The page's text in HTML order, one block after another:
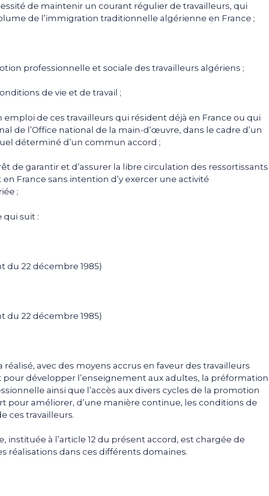
de maintenir un courant régulier de travailleurs, qui
de l’immigration traditionnelle algérienne en France ;
professionnelle et sociale des travailleurs algériens ;
de vie et de travail ;
emploi de ces travailleurs qui résident déjà en France ou qui
de l’Office national de la main-d’œuvre, dans le cadre d’un
déterminé d’un commun accord ;
de garantir et d’assurer la libre circulation des ressortissants
France sans intention d’y exercer une activité
;
qui suit :
du 22 décembre 1985)
du 22 décembre 1985)
réalisé, avec des moyens accrus en faveur des travailleurs
pour développer l’enseignement aux adultes, la préformation
ainsi que l’accès aux divers cycles de la promotion
pour améliorer, d’une manière continue, les conditions de
ces travailleurs.
instituée à l’article 12 du présent accord, est chargée de
réalisations dans ces différents domaines.